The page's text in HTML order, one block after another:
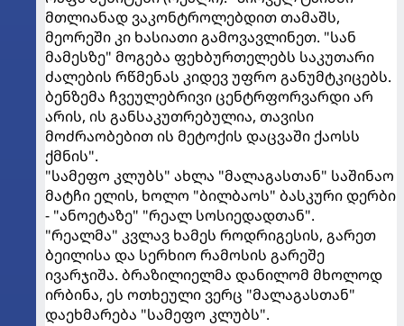
მთლიანად ვაკონტროლებდით თამაშს,
მეორეში კი ხასიათი გამოვავლინეთ. "სან
მამესზე" მოგება ფეხბურთელებს საკუთარი
ძალების რწმენას კიდევ უფრო განუმტკიცებს.
ბენზემა ჩვეულებრივი ცენტრფორვარდი არ
არის, ის განსაკუთრებულია, თავისი
მოძრაობებით ის მეტოქის დაცვაში ქაოსს
ქმნის".
"სამეფო კლუბს" ახლა "მალაგასთან" საშინაო
მატჩი ელის, ხოლო "ბილბაოს" ბასკური დერბი
- "ანოეტაზე" "რეალ სოსიედადთან".
"რეალმა" კვლავ ხამეს როდრიგესის, გარეთ
ბეილისა და სერხიო რამოსის გარეშე
ივარჯიშა. ბრაზილიელმა დანილომ მხოლოდ
ირბინა, ეს ოთხეული ვერც "მალაგასთან"
დაეხმარება "სამეფო კლუბს".